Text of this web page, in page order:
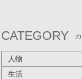
CATEGORY
人物
生活